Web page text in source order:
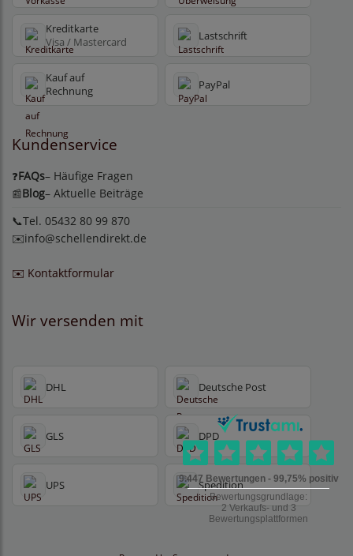
Kreditkarte
Visa / Mastercard Lastschrift
Kauf auf
Rechnung
PayPal
Kundenservice
❓FAQs– Häufige Fragen
📰Blog– Aktuelle Beiträge
📞Tel. 05432 80 99 870
✉️info@schellendirekt.de
✉️ Kontaktformular
Wir versenden mit
DHL Deutsche Post
GLS DPD
UPS Spedition